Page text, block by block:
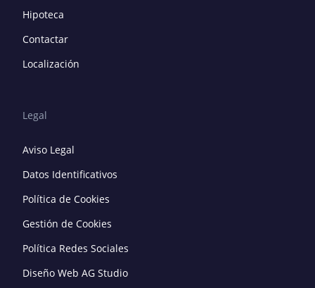
Hipoteca
Contactar
Localización
Legal
Aviso Legal
Datos Identificativos
Política de Cookies
Gestión de Cookies
Política Redes Sociales
Diseño Web AG Studio